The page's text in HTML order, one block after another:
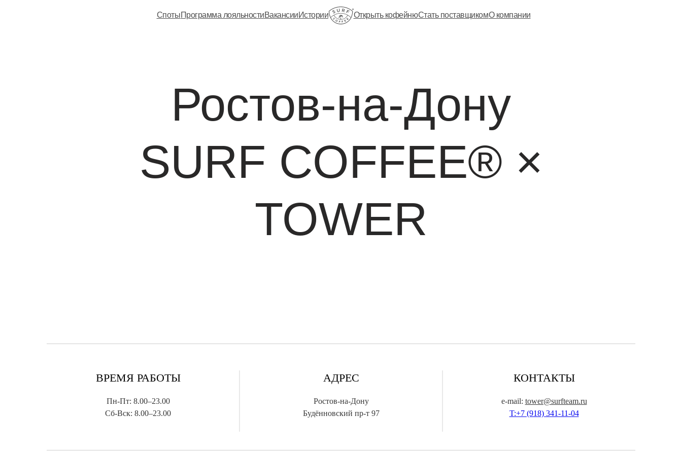
СпотыПрограмма лояльностиВакансииИстории Открыть кофейнюСтать поставщикомО компании
Ростов-на-Дону
SURF COFFEE® ×
TOWER
ВРЕМЯ РАБОТЫ
Пн-Пт: 8.00–23.00
Сб-Вск: 8.00–23.00
АДРЕС
Ростов-на-Дону
Будённовский пр-т 97
КОНТАКТЫ
e-mail: tower@surfteam.ru
T:+7 (918) 341-11-04